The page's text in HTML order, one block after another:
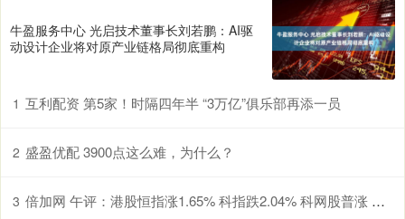
牛盈服务中心 光启技术董事长刘若鹏：AI驱
动设计企业将对原产业链格局彻底重构
1 互利配资 第5家！时隔四年半 “3万亿”俱乐部再添一员
2 盛盈优配 3900点这么难，为什么？
3 倍加网 午评：港股恒指涨1.65% 科指跌2.04% 科网股普涨 有色金属板块强势 旺山旺水上市首日涨超155%